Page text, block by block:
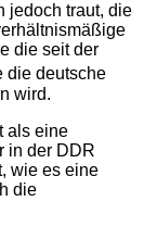
jedoch traut, die
die seit der
die deutsche
wird.
als eine
in der DDR
wie es eine
die